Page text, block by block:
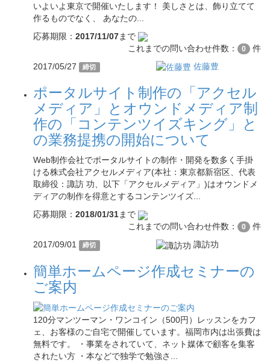
いよいよ東京で開催いたします！ 美しさとは、飾り立てて
作るものでなく、 あなたの...
応募期限： 2017/11/07まで
これまでの問い合わせ件数：
0
件
2017/05/27
締切 佐藤豊
ポータルサイト制作の「アクセル
メディア」とオウンドメディア制
作の「コンテンツイズキング」と
の業務提携の開始について
Web制作会社でポータルサイトの制作・開発を数多く手掛
ける株式会社アクセルメディア(本社：東京都新宿区、代表
取締役：諏訪 功、以下「アクセルメディア」)はオウンドメ
ディアの制作を得意とするコンテンツイズ...
応募期限： 2018/01/31まで
これまでの問い合わせ件数：
0
件
2017/09/01
締切 諏訪功
簡単ホームページ作成セミナーの
ご案内
120分マンツーマン・ワンコイン（500円）レッスンをカフ
ェ、お客様のご自宅で開催しています。福岡市内は出張費は
無料です。 ・事業をされていて、ネット媒体で顧客を集客
されたい方 ・本などで独学で勉強さ...